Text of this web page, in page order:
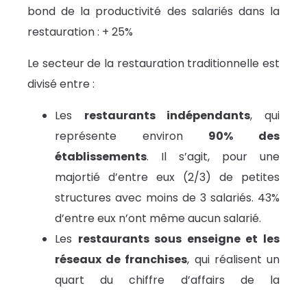
bond de la productivité des salariés dans la
restauration : + 25%
Le secteur de la restauration traditionnelle est
divisé entre :
Les restaurants indépendants, qui
représente environ 90% des
établissements. Il s’agit, pour une
majortié d’entre eux (2/3) de petites
structures avec moins de 3 salariés. 43%
d’entre eux n’ont même aucun salarié.
Les restaurants sous enseigne et les
réseaux de franchises, qui réalisent un
quart du chiffre d’affairs de la